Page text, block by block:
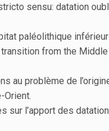
sensu: datation
paléolithique
transition from the
au problème de
Orient.
sur l’apport des